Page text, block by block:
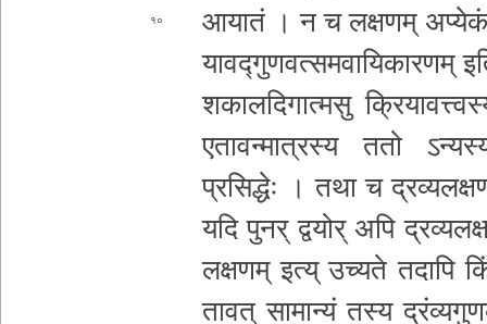
१०
आयातं । न च ल­क्ष­ण­म् अप्येकं
या­व­द्गु­णव­त्स­म­वा­यि­का­र­ण­म्
श­का­ल­दि­गा­त्म­सु
ए­ता­व­न्मा­त्र­स्य ततो
प्रसिद्धेः ।तथा च
यदि पुनर् द्वयोर् अपि
ल­क्ष­ण­म् इत्य् उच्यते तदापि
तावत् सामान्यंतस्य